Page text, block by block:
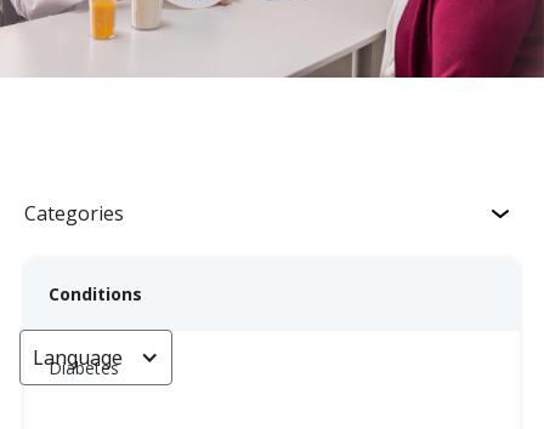
Categories
Conditions
Diabetes
Language